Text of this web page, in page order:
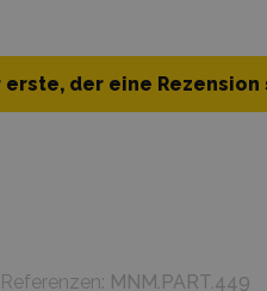
erste, der eine
Referenzen: MNM.PART.449